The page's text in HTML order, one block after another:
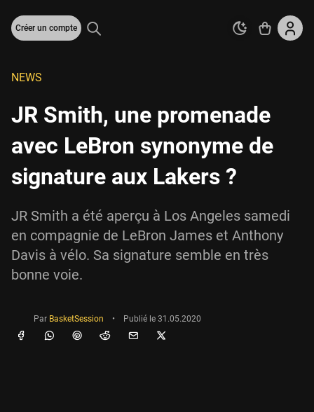
Créer un compte
NEWS
JR Smith, une promenade
avec LeBron synonyme de
signature aux Lakers ?
JR Smith a été aperçu à Los Angeles samedi
en compagnie de LeBron James et Anthony
Davis à vélo. Sa signature semble en très
bonne voie.
Par BasketSession • Publié le 31.05.2020